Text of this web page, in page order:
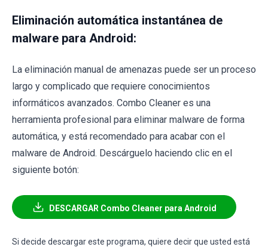
Eliminación automática instantánea de
malware para Android:
La eliminación manual de amenazas puede ser un proceso
largo y complicado que requiere conocimientos
informáticos avanzados. Combo Cleaner es una
herramienta profesional para eliminar malware de forma
automática, y está recomendado para acabar con el
malware de Android. Descárguelo haciendo clic en el
siguiente botón:
DESCARGAR Combo Cleaner para Android
Si decide descargar este programa, quiere decir que usted está